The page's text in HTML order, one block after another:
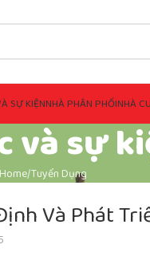
SỰ KIỆNNHÀ PHÂN PHỐINHÀ
và sự
Home Tuyển Dụng
Và Phát